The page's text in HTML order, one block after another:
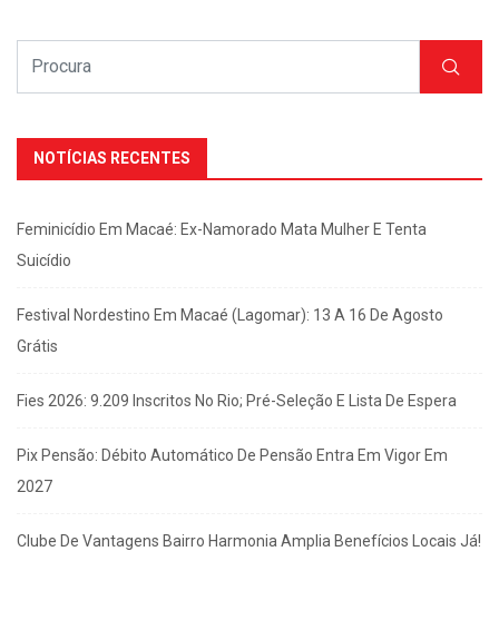
NOTÍCIAS RECENTES
Feminicídio Em Macaé: Ex-Namorado Mata Mulher E Tenta
Suicídio
Festival Nordestino Em Macaé (Lagomar): 13 A 16 De Agosto
Grátis
Fies 2026: 9.209 Inscritos No Rio; Pré-Seleção E Lista De Espera
Pix Pensão: Débito Automático De Pensão Entra Em Vigor Em
2027
Clube De Vantagens Bairro Harmonia Amplia Benefícios Locais Já!